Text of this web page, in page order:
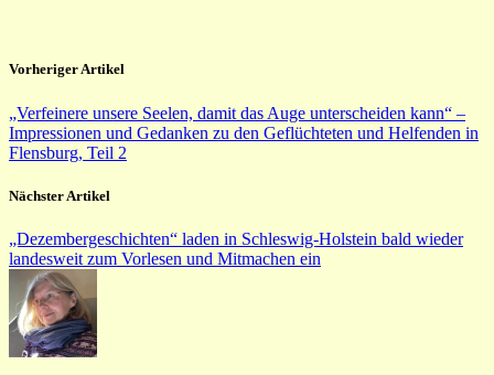
Vorheriger Artikel
„Verfeinere unsere Seelen, damit das Auge unterscheiden kann“ –
Impressionen und Gedanken zu den Geflüchteten und Helfenden in
Flensburg, Teil 2
Nächster Artikel
„Dezembergeschichten“ laden in Schleswig-Holstein bald wieder
landesweit zum Vorlesen und Mitmachen ein